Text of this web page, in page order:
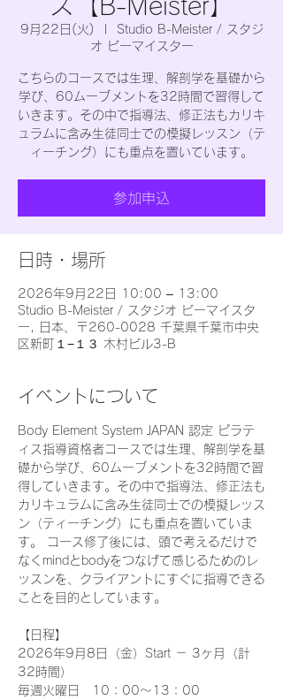
ス【B-Meister】
9月22日(火)
Studio B-Meister / スタジ
オ ビーマイスター
こちらのコースでは生理、解剖学を基礎から
学び、60ムーブメントを32時間で習得して
いきます。その中で指導法、修正法もカリキ
ュラムに含み生徒同士での模擬レッスン（テ
ィーチング）にも重点を置いています。
参加申込
日時・場所
2026年9月22日 10:00 – 13:00
Studio B-Meister / スタジオ ビーマイスタ
ー, 日本、〒260-0028 千葉県千葉市中央
区新町１−１３ 木村ビル3-B
イベントについて
Body Element System JAPAN 認定 ピラテ
ィス指導資格者コースでは生理、解剖学を基
礎から学び、60ムーブメントを32時間で習
得していきます。その中で指導法、修正法も
カリキュラムに含み生徒同士での模擬レッス
ン（ティーチング）にも重点を置いていま
す。 コース修了後には、頭で考えるだけで
なくmindとbodyをつなげて感じるためのレ
ッスンを、クライアントにすぐに指導できる
ことを目的としています。
【日程】
2026年9月8日（金）Start － 3ヶ月（計
32時間）
毎週火曜日　10：00～13：00